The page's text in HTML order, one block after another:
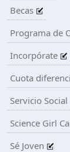
Línea de tiempo
Becas
Programa de
Incorpórate
Cuota
Servicio
Science Girl
Sé Joven